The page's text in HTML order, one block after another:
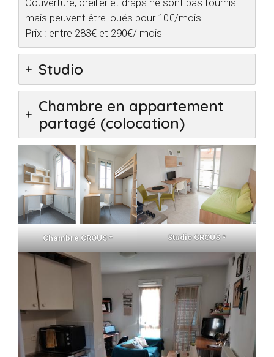
Couverture, oreiller et draps ne sont pas fournis
mais peuvent être loués pour 10€/mois.
Prix : entre 283€ et 290€/ mois
Studio
Chambre en appartement
partagé (colocation)
Chambre CROUS * Studio CROUS *